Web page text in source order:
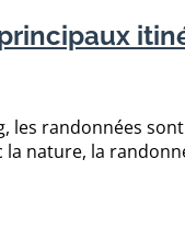
les randonnées
nature, la